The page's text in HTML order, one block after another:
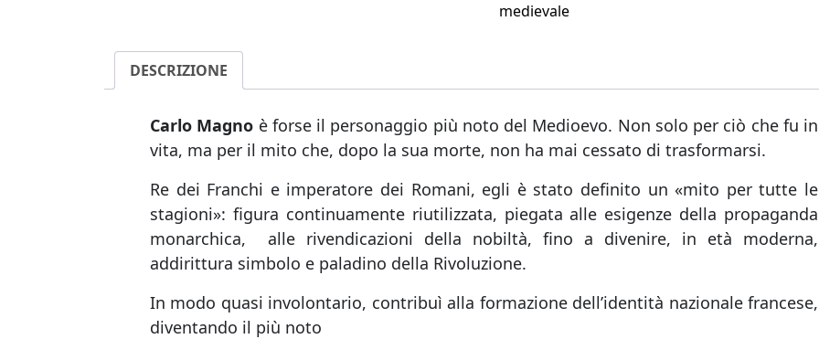
medievale
DESCRIZIONE
Carlo Magno è forse il personaggio più noto del Medioevo. Non solo per ciò che fu in
vita, ma per il mito che, dopo la sua morte, non ha mai cessato di trasformarsi.
Re dei Franchi e imperatore dei Romani, egli è stato definito un «mito per tutte le
stagioni»: figura continuamente riutilizzata, piegata alle esigenze della propaganda
monarchica, alle rivendicazioni della nobiltà, fino a divenire, in età moderna,
addirittura simbolo e paladino della Rivoluzione.
In modo quasi involontario, contribuì alla formazione dell’identità nazionale francese,
diventando il più noto